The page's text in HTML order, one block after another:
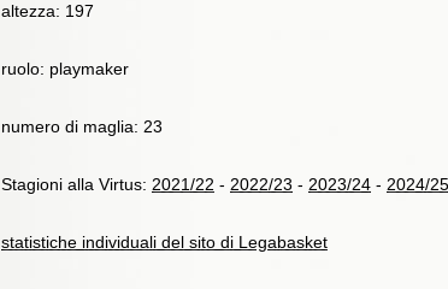
altezza: 197
ruolo: playmaker
numero di maglia: 23
Stagioni alla Virtus: 2021/22 - 2022/23 - 2023/24 - 2024/25
statistiche individuali del sito di Legabasket